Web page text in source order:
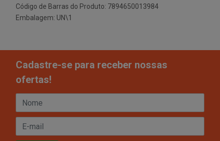
Código de Barras do Produto: 7894650013984
Embalagem: UN\1
Cadastre-se para receber nossas
ofertas!